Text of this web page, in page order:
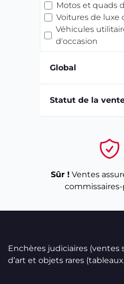
Motos et quads
Voitures de luxe
Véhicules
d'occasion
Global
Statut de la
Sûr ! Ventes
Enchères judiciaires (ventes
d’art et objets rares